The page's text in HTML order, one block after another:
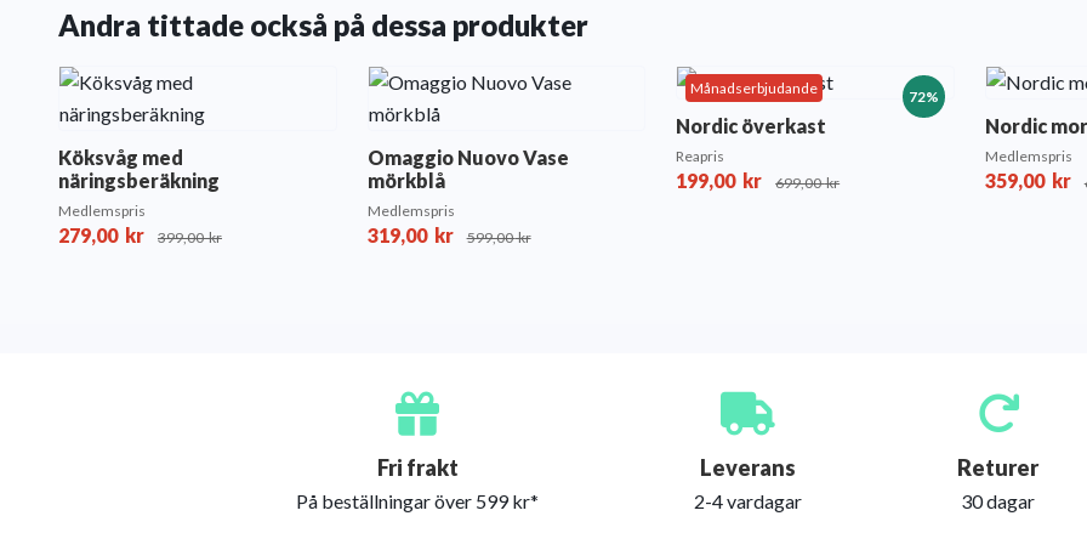
Andra tittade också på dessa produkter
Köksvåg med
näringsberäkning
Medlemspris
279,00 kr 399,00kr
Omaggio Nuovo Vase
mörkblå
Medlemspris
319,00 kr 599,00kr
72%
Månadserbjudande
Nordic överkast
Reapris
199,00 kr 699,00kr
Nordic
Medlemspris
359,00 kr
Fri frakt
På beställningar över 599 kr*
Leverans
2-4 vardagar
Returer
30 dagar